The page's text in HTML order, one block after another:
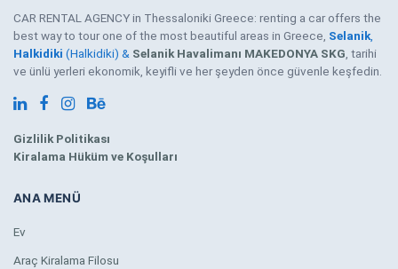
CAR RENTAL AGENCY in Thessaloniki Greece: renting a car offers the
best way to tour one of the most beautiful areas in Greece, Selanik,
Halkidiki (Halkidiki) & Selanik Havalimanı MAKEDONYA SKG, tarihi
ve ünlü yerleri ekonomik, keyifli ve her şeyden önce güvenle keşfedin.
Gizlilik Politikası
Kiralama Hüküm ve Koşulları
ANA MENÜ
Ev
Araç Kiralama Filosu